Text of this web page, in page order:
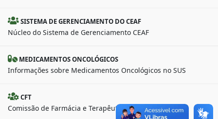
SISTEMA DE GERENCIAMENTO DO CEAF
Núcleo do Sistema de Gerenciamento CEAF
MEDICAMENTOS ONCOLÓGICOS
Informações sobre Medicamentos Oncológicos no SUS
CFT
Comissão de Farmácia e Terapêutica